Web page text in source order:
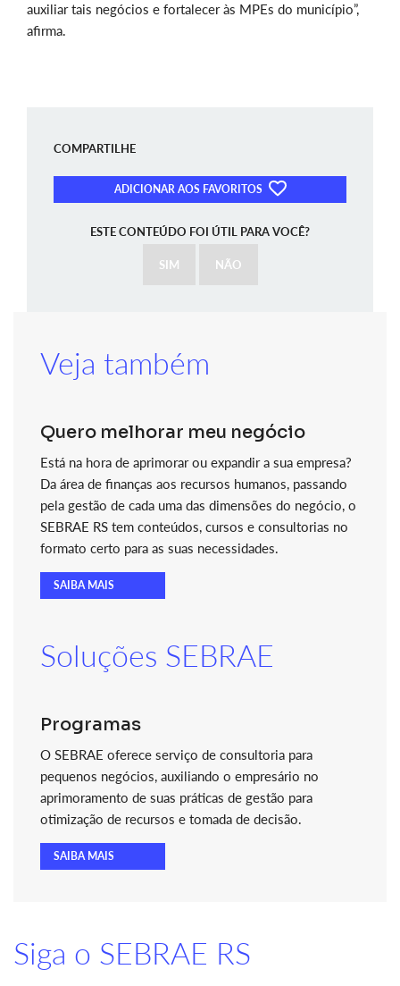
auxiliar tais negócios e fortalecer às MPEs do município”,
afirma.
COMPARTILHE
ADICIONAR AOS FAVORITOS
ESTE CONTEÚDO FOI ÚTIL PARA VOCÊ?
SIM NÃO
Veja também
Quero melhorar meu negócio
Está na hora de aprimorar ou expandir a sua empresa?
Da área de finanças aos recursos humanos, passando
pela gestão de cada uma das dimensões do negócio, o
SEBRAE RS tem conteúdos, cursos e consultorias no
formato certo para as suas necessidades.
SAIBA MAIS
Soluções SEBRAE
Programas
O SEBRAE oferece serviço de consultoria para
pequenos negócios, auxiliando o empresário no
aprimoramento de suas práticas de gestão para
otimização de recursos e tomada de decisão.
SAIBA MAIS
Siga o SEBRAE RS